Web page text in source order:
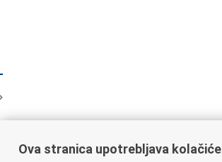
Ova stranica upotrebljava kolačiće